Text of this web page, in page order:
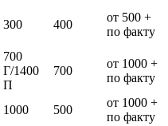
300 400
от 500 +
по факту
700
Г/1400
П
700
от 1000 +
по факту
1000 500
от 1000 +
по факту